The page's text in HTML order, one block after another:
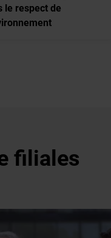
le respect de
filiales